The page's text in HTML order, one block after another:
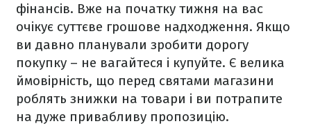
фінансів. Вже на початку тижня на вас
очікує суттєве грошове надходження. Якщо
ви давно планували зробити дорогу
покупку – не вагайтеся і купуйте. Є велика
ймовірність, що перед святами магазини
роблять знижки на товари і ви потрапите
на дуже привабливу пропозицію.